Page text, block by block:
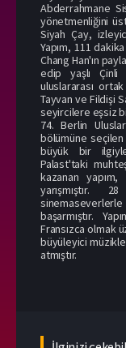
Abderrahmane
yönetmenliğini
Siyah Çay,
Yapım, 111
Chang Han'ın
edip yaşlı Çinli
uluslararası
Tayvan ve Fildişi
seyircilere eşsiz
74. Berlin
bölümüne
büyük bir ilgiyle
Palast'taki
kazanan
yarışmıştır.
başarmıştır.
Fransızca olmak
büyüleyici
atmıştır.